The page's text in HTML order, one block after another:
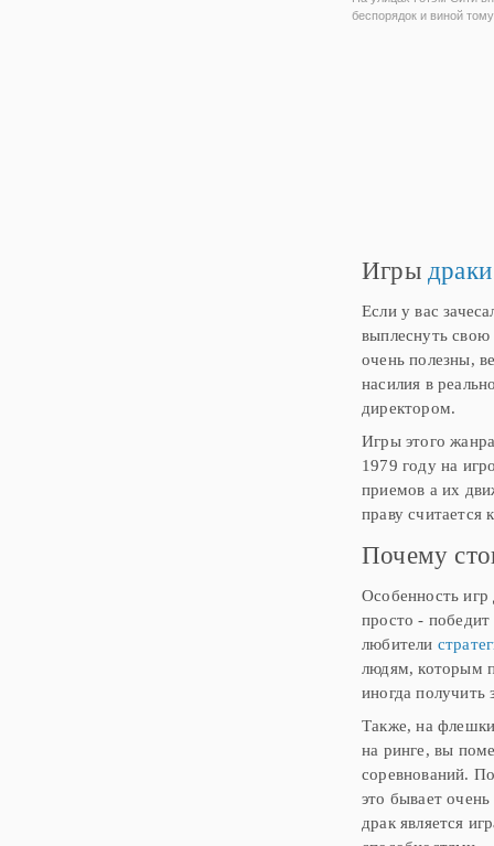
беспорядок и виной тому
Игры
Если у вас
выплеснуть
очень полезны,
насилия в
директором.
Игры этого
1979 году на
приемов а их
праву считается
Почему
Особенность
просто - победит
любители
людям, которым
иногда получить
Также, на флешки
на ринге, вы
соревнований.
это бывает
драк является